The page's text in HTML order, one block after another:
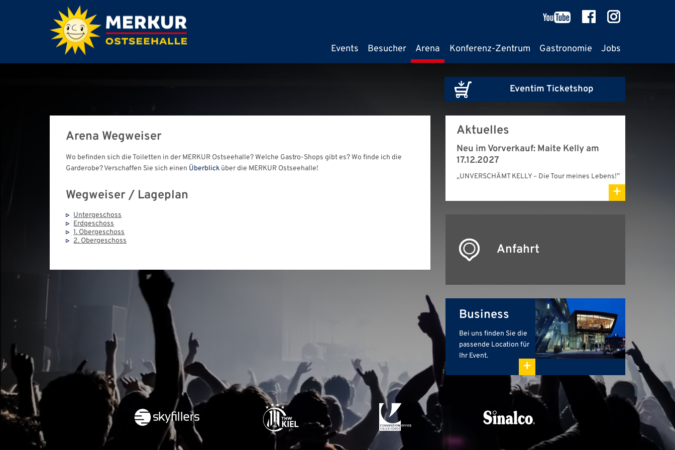
Events Besucher Arena Konferenz-Zentrum Gastronomie Jobs
Eventim Ticketshop
Arena Wegweiser
Wo befinden sich die Toiletten in der MERKUR Ostseehalle? Welche Gastro-Shops gibt es? Wo finde ich die
Garderobe? Verschaffen Sie sich einen Überblick über die MERKUR Ostseehalle!
Wegweiser / Lageplan
Untergeschoss
Erdgeschoss
1. Obergeschoss
2. Obergeschoss
Aktuelles
Neu im Vorverkauf: Maite Kelly am
17.12.2027
„UNVERSCHÄMT KELLY – Die Tour meines Lebens!”
+
Anfahrt
Business
Bei uns finden Sie die
passende Location für
Ihr Event.
+